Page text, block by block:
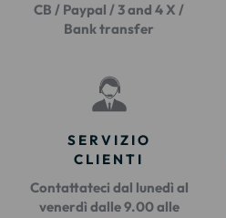
CB / Paypal / 3 and 4 X /
Bank transfer
SERVIZIO
CLIENTI
Contattateci dal lunedì al
venerdì dalle 9.00 alle